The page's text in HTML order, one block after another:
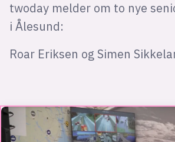
twoday melder om to nye
i Ålesund:
Roar Eriksen og Simen